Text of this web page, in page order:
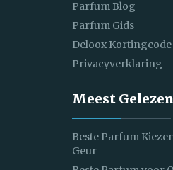
Parfum Blog
Parfum Gids
Deloox Kortingcode
Privacyverklaring
Meest Gelezen
Beste Parfum
Geur